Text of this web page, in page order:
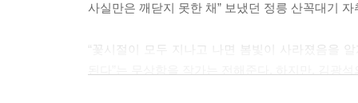
않고 고스란히 내 안에 남아 있는 것들이기 때문이
사실만은 깨닫지 못한 채” 보냈던 정릉 산꼭대기
“꽃시절이 모두 지나고 나면 봄빛이 사라졌음을